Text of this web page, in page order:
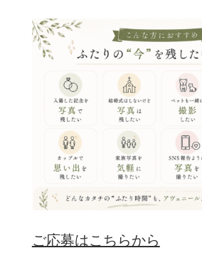
ご応募はこちらから